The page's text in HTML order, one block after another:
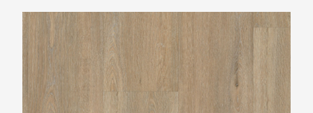
Belakos Rustico 50